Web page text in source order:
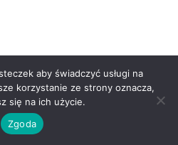
aby świadczyć usługi na
korzystanie ze strony oznacza,
się na ich użycie.
Zgoda